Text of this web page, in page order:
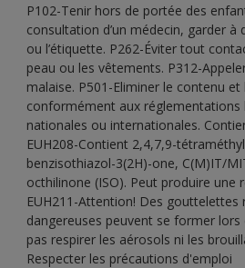
P102-Tenir hors de portée des
consultation d’un médecin, garder à
ou l’étiquette. P262-Éviter tout
peau ou les vêtements. P312-
malaise. P501-Eliminer le contenu et
conformément aux réglementations
nationales ou internationales.
EUH208-Contient 2,4,7,9-
benzisothiazol-3(2H)-one, C(M)IT/
octhilinone (ISO). Peut produire une
EUH211-Attention! Des gouttelettes
dangereuses peuvent se former lors
pas respirer les aérosols ni les
Respecter les précautions d'emploi